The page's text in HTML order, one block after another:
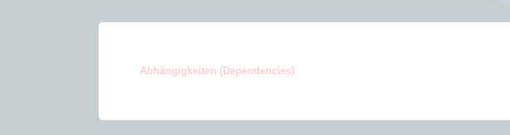
Abhängigkeiten (Dependencies)